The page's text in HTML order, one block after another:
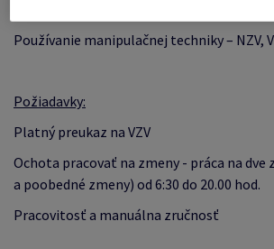
Používanie manipulačnej techniky – NZV,
Požiadavky:
Platný preukaz na VZV
Ochota pracovať na zmeny - práca na dve
a poobedné zmeny) od 6:30 do 20.00 hod.
Pracovitosť a manuálna zručnosť